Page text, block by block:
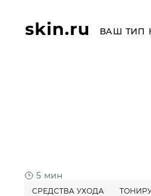
ВАШ ТИП
5 мин
СРЕДСТВА УХОДА